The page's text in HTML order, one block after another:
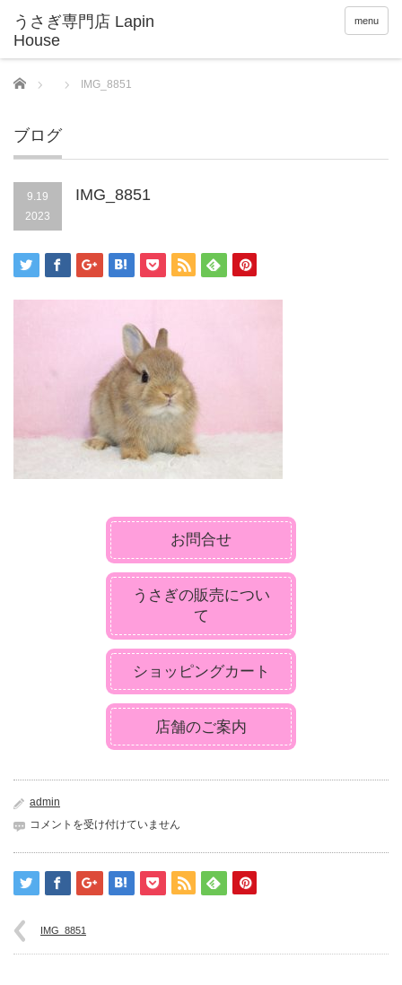
menu
Home IMG_8851
ブログ
9.19
2023
IMG_8851
お問合せ
うさぎの販売につい
て
ショッピングカート
店舗のご案内
admin
IMG_8851
コメントを受け付けていません
IMG_8851